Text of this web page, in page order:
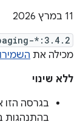
‫11 במרץ 2026
*:3.4.2
מכילה את
ללא שינוי
בהתנהגות